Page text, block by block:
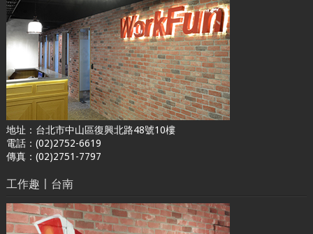
地址：台北市中山區復興北路48號10樓
電話：(02)2752-6619
傳真：(02)2751-7797
工作趣〡台南